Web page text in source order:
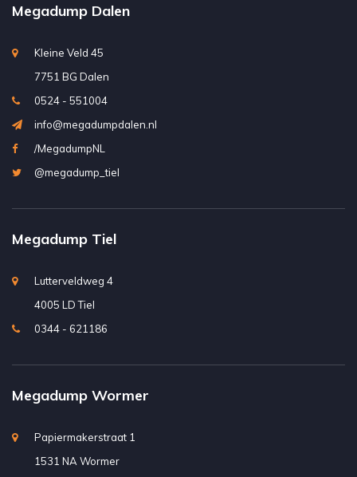
Megadump Dalen
Kleine Veld 45
7751 BG Dalen
0524 - 551004
info@megadumpdalen.nl
/MegadumpNL
@megadump_tiel
Megadump Tiel
Lutterveldweg 4
4005 LD Tiel
0344 - 621186
Megadump Wormer
Papiermakerstraat 1
1531 NA Wormer